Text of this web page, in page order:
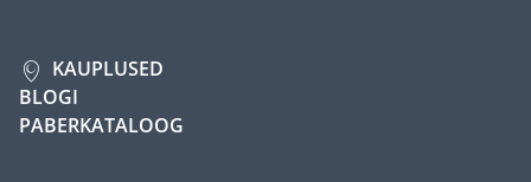
KAUPLUSED
BLOGI
PABERKATALOOG